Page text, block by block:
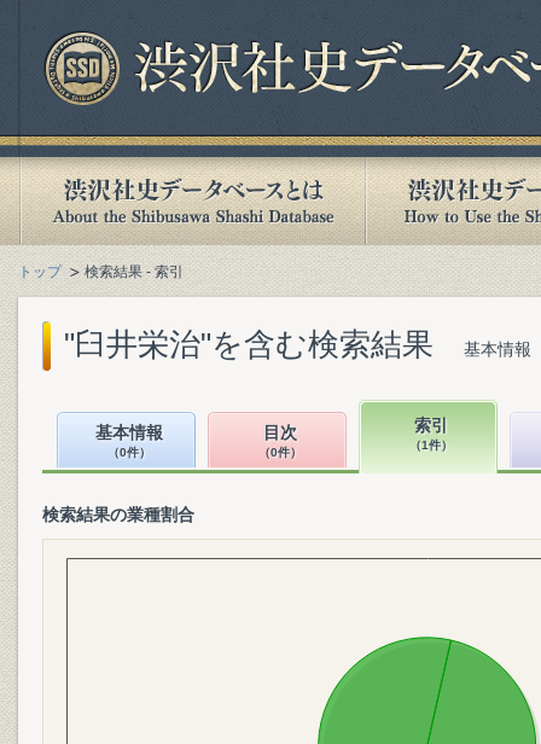
トップ 検索結果 - 索引
"臼井栄治"を含む検索結果 基本情報
基本情報
（0件）
目次
（0件）
索引
（1件）
検索結果の業種割合